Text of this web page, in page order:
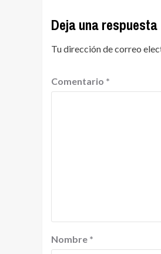
Deja una respuesta
Tu dirección de correo
Comentario *
Nombre *